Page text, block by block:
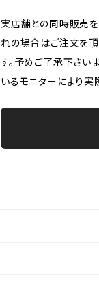
実店舗との同時販売を
れの場合はご注文を
す。予めご了承下さい
いるモニターにより実